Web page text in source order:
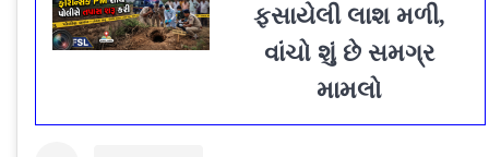
ફસાયેલી લાશ મળી,
વાંચો શું છે સમગ્ર
મામલો